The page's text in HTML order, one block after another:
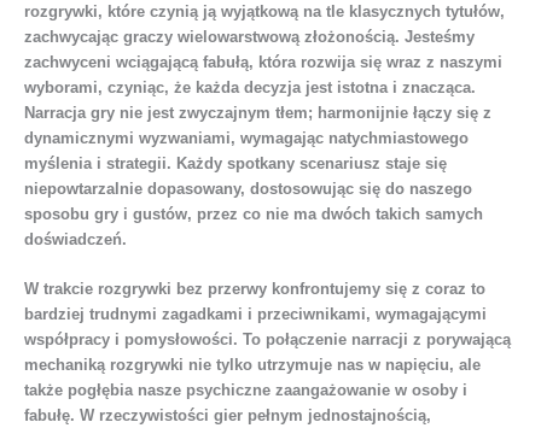
rozgrywki, które czynią ją wyjątkową na tle klasycznych tytułów,
zachwycając graczy wielowarstwową złożonością. Jesteśmy
zachwyceni wciągającą fabułą, która rozwija się wraz z naszymi
wyborami, czyniąc, że każda decyzja jest istotna i znacząca.
Narracja gry nie jest zwyczajnym tłem; harmonijnie łączy się z
dynamicznymi wyzwaniami, wymagając natychmiastowego
myślenia i strategii. Każdy spotkany scenariusz staje się
niepowtarzalnie dopasowany, dostosowując się do naszego
sposobu gry i gustów, przez co nie ma dwóch takich samych
doświadczeń.
W trakcie rozgrywki bez przerwy konfrontujemy się z coraz to
bardziej trudnymi zagadkami i przeciwnikami, wymagającymi
współpracy i pomysłowości. To połączenie narracji z porywającą
mechaniką rozgrywki nie tylko utrzymuje nas w napięciu, ale
także pogłębia nasze psychiczne zaangażowanie w osoby i
fabułę. W rzeczywistości gier pełnym jednostajnością,